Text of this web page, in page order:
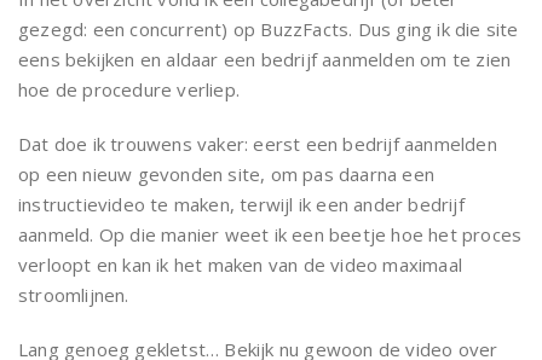
gezegd: een concurrent) op BuzzFacts. Dus ging ik die site
eens bekijken en aldaar een bedrijf aanmelden om te zien
hoe de procedure verliep.
Dat doe ik trouwens vaker: eerst een bedrijf aanmelden
op een nieuw gevonden site, om pas daarna een
instructievideo te maken, terwijl ik een ander bedrijf
aanmeld. Op die manier weet ik een beetje hoe het proces
verloopt en kan ik het maken van de video maximaal
stroomlijnen.
Lang genoeg gekletst… Bekijk nu gewoon de video over